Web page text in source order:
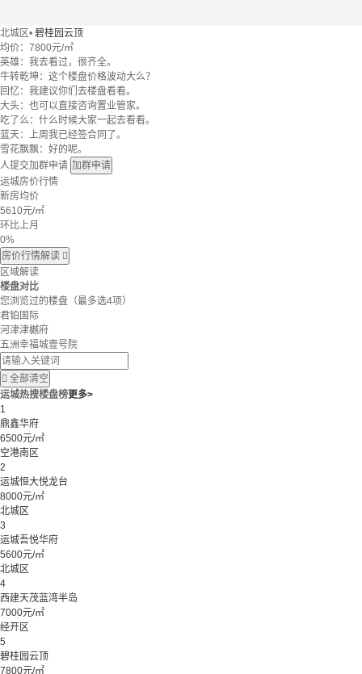
北城区• 碧桂园云顶
均价： 7800元/㎡
英雄：我去看过，很齐全。
牛转乾坤：这个楼盘价格波动大么？
回忆：我建议你们去楼盘看看。
大头：也可以直接咨询置业管家。
吃了么：什么时候大家一起去看看。
蓝天：上周我已经签合同了。
雪花飘飘：好的呢。
人提交加群申请 加群申请
运城房价行情
新房均价
5610元/㎡
环比上月
0%
房价行情解读 
区域解读
楼盘对比
您浏览过的楼盘 （最多选4项）
君铂国际
河津津樾府
五洲幸福城壹号院
 全部清空
运城热搜楼盘榜更多>
1
鼎鑫华府
6500元/㎡
空港南区
2
运城恒大悦龙台
8000元/㎡
北城区
3
运城吾悦华府
5600元/㎡
北城区
4
西建天茂蓝湾半岛
7000元/㎡
经开区
5
碧桂园云顶
7800元/㎡